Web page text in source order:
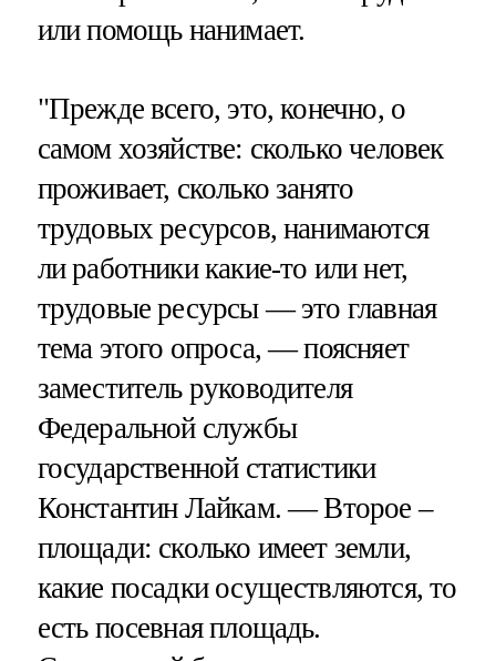
или помощь нанимает.
"Прежде всего, это, конечно, о
самом хозяйстве: сколько человек
проживает, сколько занято
трудовых ресурсов, нанимаются
ли работники какие-то или нет,
трудовые ресурсы — это главная
тема этого опроса, — поясняет
заместитель руководителя
Федеральной службы
государственной статистики
Константин Лайкам. — Второе –
площади: сколько имеет земли,
какие посадки осуществляются, то
есть посевная площадь.